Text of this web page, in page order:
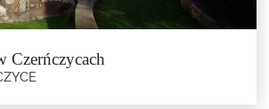
znajdują się w...
Czerńczycach